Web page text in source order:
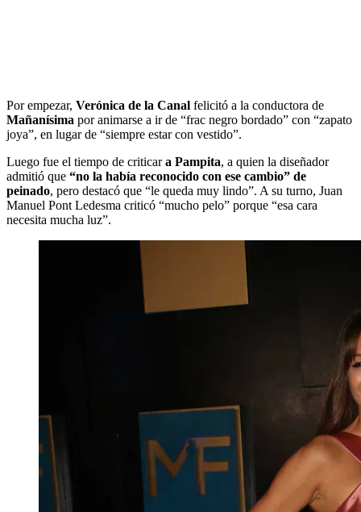
Por empezar, Verónica de la Canal felicitó a la conductora de
Mañanísima por animarse a ir de “frac negro bordado” con “zapato
joya”, en lugar de “siempre estar con vestido”.
Luego fue el tiempo de criticara Pampita, a quien la diseñador
admitió que “no la había reconocido con ese cambio” de
peinado, pero destacó que “le queda muy lindo”. A su turno, Juan
Manuel Pont Ledesma criticó “mucho pelo” porque “esa cara
necesita mucha luz”.